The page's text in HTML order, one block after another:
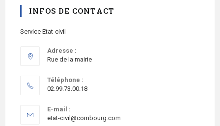
INFOS DE CONTACT
Service Etat-civil
Adresse :
Rue de la mairie
Téléphone :
02.99.73.00.18
E-mail :
etat-civil@combourg.com